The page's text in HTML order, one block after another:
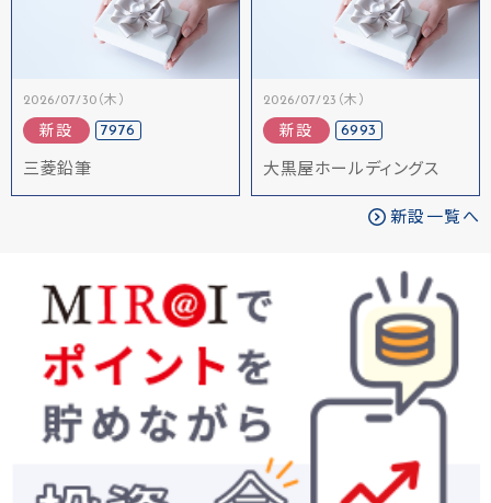
2026/07/30（木）
新設 7976
三菱鉛筆
2026/07/23（木）
新設 6993
大黒屋ホールディングス
新設一覧へ